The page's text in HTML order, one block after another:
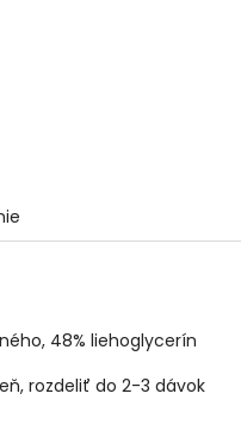
48% liehoglycerín
rozdeliť do 2-3 dávok